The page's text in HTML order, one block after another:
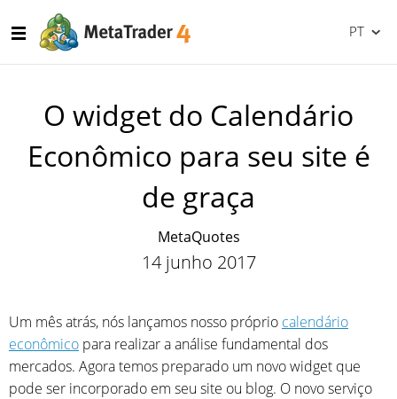
PT
O widget do Calendário
Econômico para seu site é
de graça
MetaQuotes
14 junho 2017
Um mês atrás, nós lançamos nosso próprio calendário
econômico para realizar a análise fundamental dos
mercados. Agora temos preparado um novo widget que
pode ser incorporado em seu site ou blog. O novo serviço